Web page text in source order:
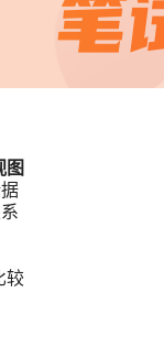
图
较